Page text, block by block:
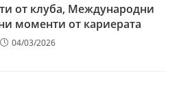
от клуба, Международни
моменти от кариерата
04/03/2026